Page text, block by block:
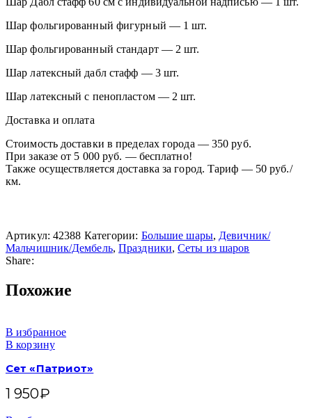
Шар фольгированный фигурный — 1 шт.
Шар фольгированный стандарт — 2 шт.
Шар латексный дабл стафф — 3 шт.
Шар латексный с пенопластом — 2 шт.
Доставка и оплата
Стоимость доставки в пределах города — 350 руб.
При заказе от 5 000 руб. — бесплатно!
Также осуществляется доставка за город. Тариф — 50 руб./
км.
Артикул: 42388 Категории: Большие шары, Девичник/
Мальчишник/Дембель, Праздники, Сеты из шаров
Share:
Похожие
В избранное
В корзину
Сет «Патриот»
1 950₽